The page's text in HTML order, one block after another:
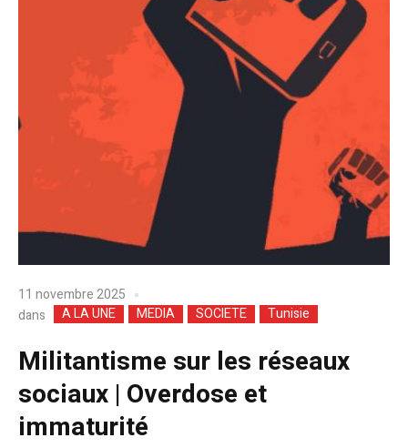
11 novembre 2025
dans
A LA UNE MEDIA SOCIETE Tunisie
Militantisme sur les réseaux
sociaux | Overdose et
immaturité